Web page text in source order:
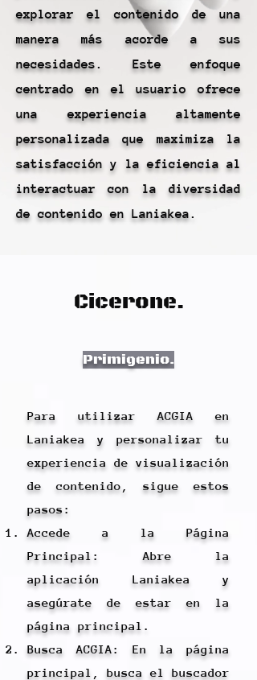
explorar el contenido de una
manera más acorde a sus
necesidades. Este enfoque
centrado en el usuario ofrece
una experiencia altamente
personalizada que maximiza la
satisfacción y la eficiencia al
interactuar con la diversidad
de contenido en Laniakea.
Cicerone.
Primigenio.
Para utilizar ACGIA en
Laniakea y personalizar tu
experiencia de visualización
de contenido, sigue estos
pasos:
Accede a la Página
Principal: Abre la
aplicación Laniakea y
asegúrate de estar en la
página principal.
Busca ACGIA: En la página
principal, busca el buscador